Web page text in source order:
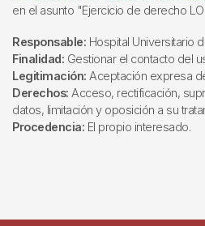
en el asunto "Ejercicio de derecho
Responsable: Hospital Universitario
Finalidad: Gestionar el contacto del
Legitimación: Aceptación expresa
Derechos: Acceso, rectificación,
datos, limitación y oposición a su
Procedencia: El propio interesado.